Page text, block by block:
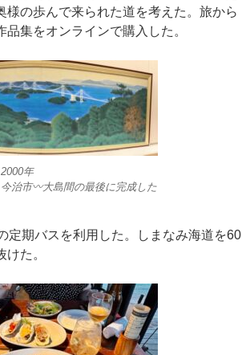
様の歩んで来られた道を考えた。旅から
集をオンラインで購入した。
年
治市〰︎大島間の最後に完成した
定期バスを利用した。しまなみ海道を60
た。